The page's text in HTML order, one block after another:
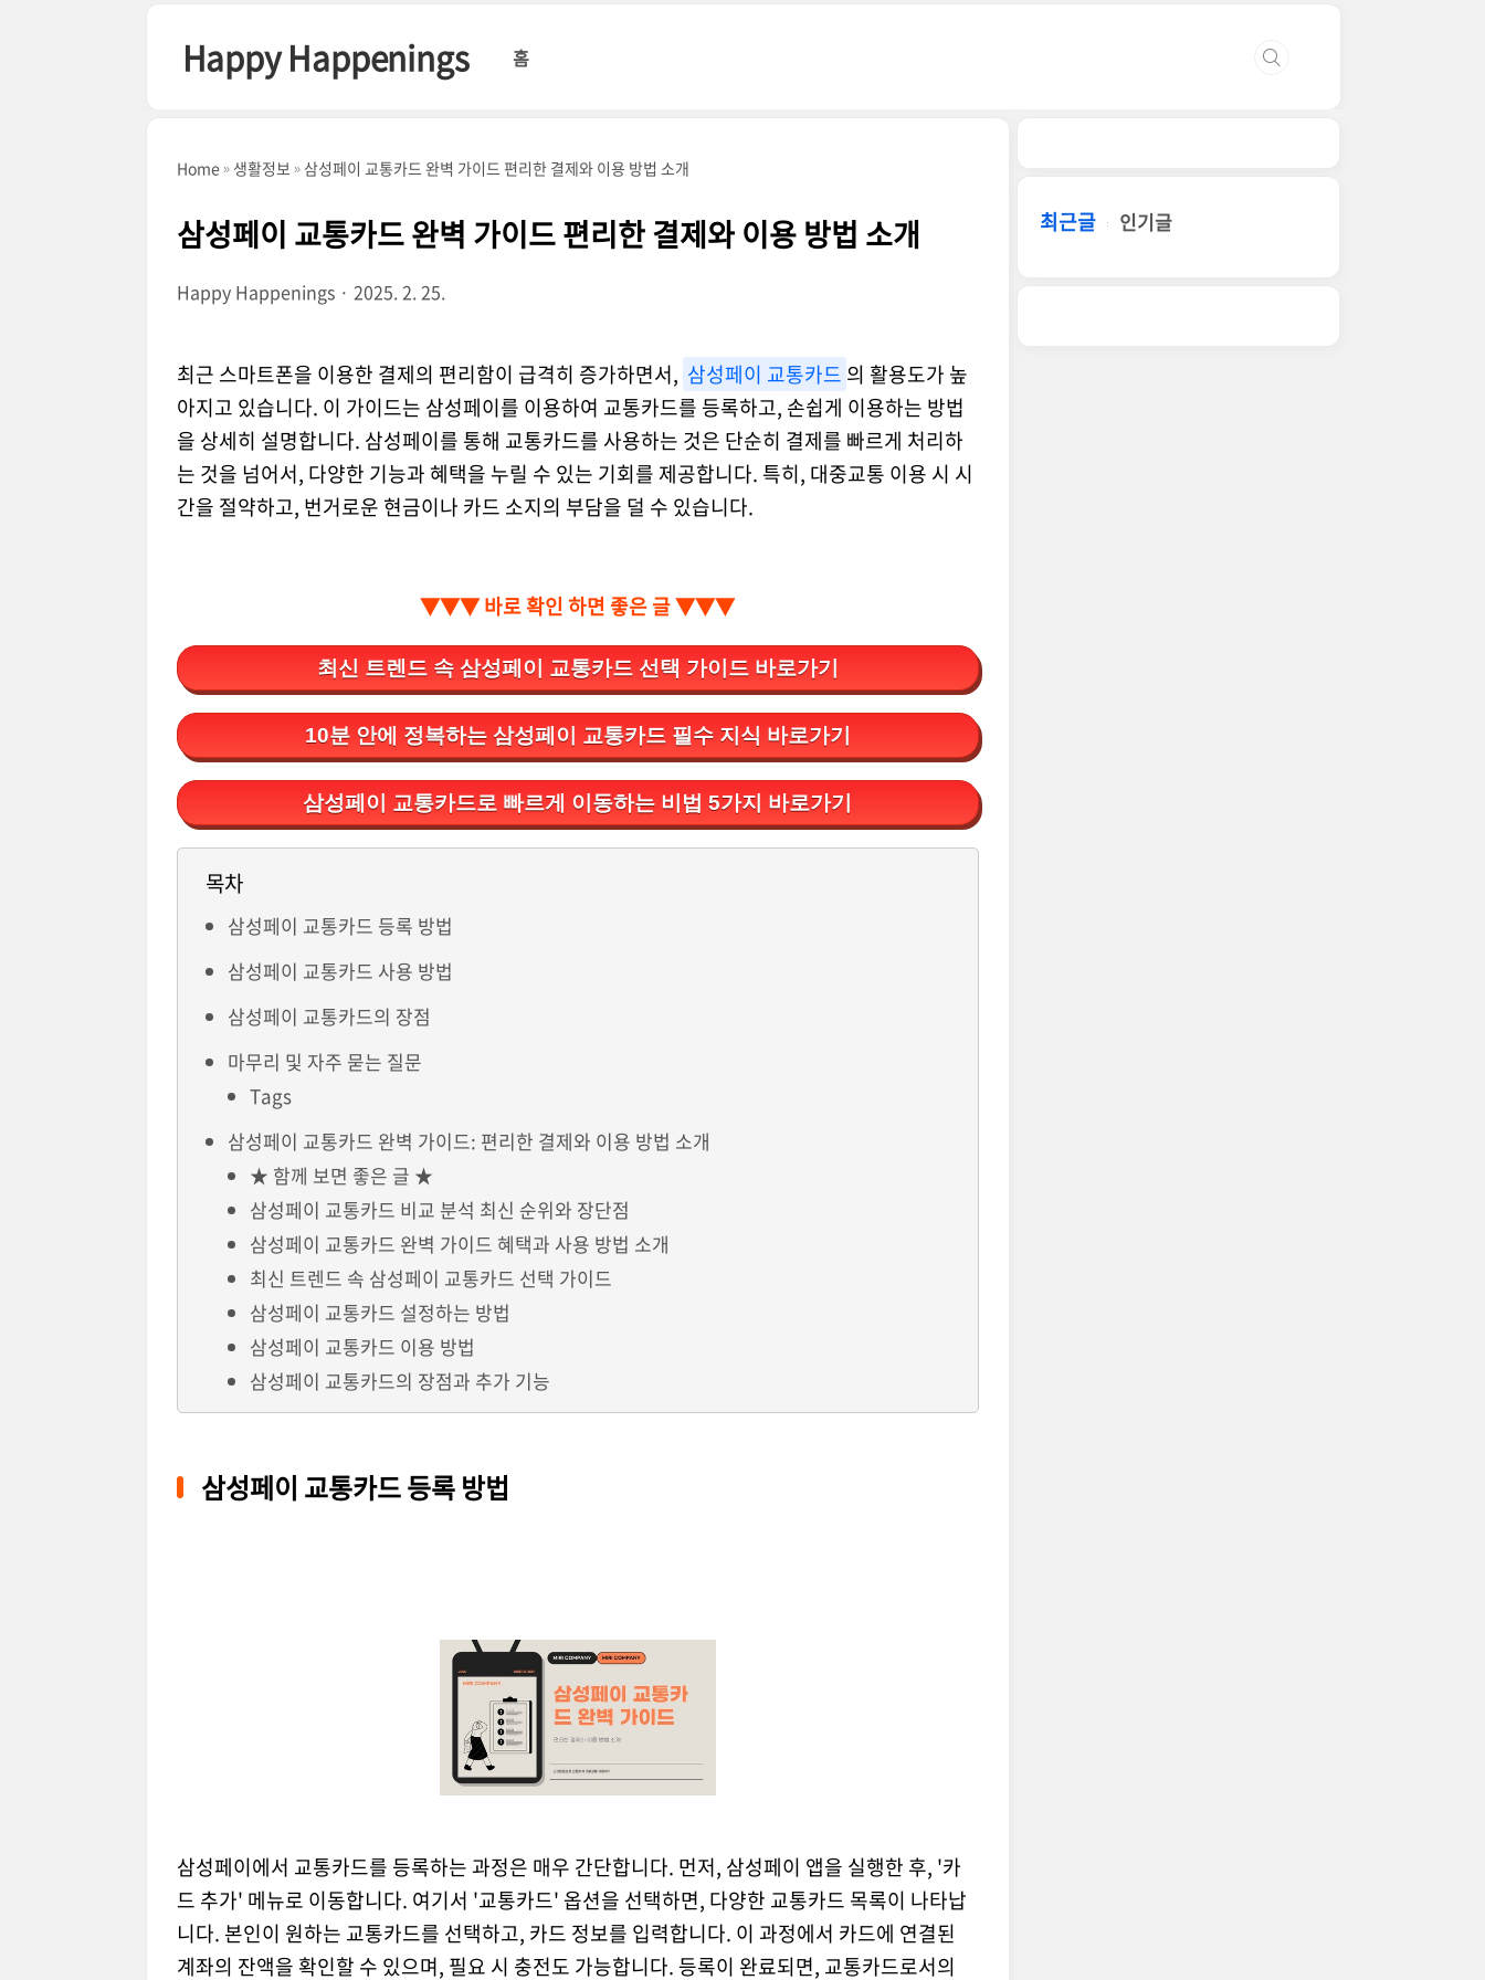
Happy Happenings 홈
Home 생활정보 삼성페이 교통카드 완벽 가이드 편리한 결제와 이용 방법 소개
삼성페이 교통카드 완벽 가이드 편리한 결제와 이용 방법 소개
Happy Happenings 2025. 2. 25.
최근 스마트폰을 이용한 결제의 편리함이 급격히 증가하면서, 삼성페이 교통카드 의 활용도가 높
아지고 있습니다. 이 가이드는 삼성페이를 이용하여 교통카드를 등록하고, 손쉽게 이용하는 방법
을 상세히 설명합니다. 삼성페이를 통해 교통카드를 사용하는 것은 단순히 결제를 빠르게 처리하
는 것을 넘어서, 다양한 기능과 혜택을 누릴 수 있는 기회를 제공합니다. 특히, 대중교통 이용 시 시
간을 절약하고, 번거로운 현금이나 카드 소지의 부담을 덜 수 있습니다.
▼▼▼ 바로 확인 하면 좋은 글 ▼▼▼
최신 트렌드 속 삼성페이 교통카드 선택 가이드 바로가기
10분 안에 정복하는 삼성페이 교통카드 필수 지식 바로가기
삼성페이 교통카드로 빠르게 이동하는 비법 5가지 바로가기
목차
삼성페이 교통카드 등록 방법
삼성페이 교통카드 사용 방법
삼성페이 교통카드의 장점
마무리 및 자주 묻는 질문
Tags
삼성페이 교통카드 완벽 가이드: 편리한 결제와 이용 방법 소개
★ 함께 보면 좋은 글 ★
삼성페이 교통카드 비교 분석 최신 순위와 장단점
삼성페이 교통카드 완벽 가이드 혜택과 사용 방법 소개
최신 트렌드 속 삼성페이 교통카드 선택 가이드
삼성페이 교통카드 설정하는 방법
삼성페이 교통카드 이용 방법
삼성페이 교통카드의 장점과 추가 기능
삼성페이 교통카드 등록 방법
삼성페이에서 교통카드를 등록하는 과정은 매우 간단합니다. 먼저, 삼성페이 앱을 실행한 후, '카
드 추가' 메뉴로 이동합니다. 여기서 '교통카드' 옵션을 선택하면, 다양한 교통카드 목록이 나타납
니다. 본인이 원하는 교통카드를 선택하고, 카드 정보를 입력합니다. 이 과정에서 카드에 연결된
계좌의 잔액을 확인할 수 있으며, 필요 시 충전도 가능합니다. 등록이 완료되면, 교통카드로서의
최근글 인기글